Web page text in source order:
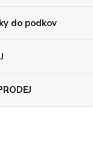
do podkov